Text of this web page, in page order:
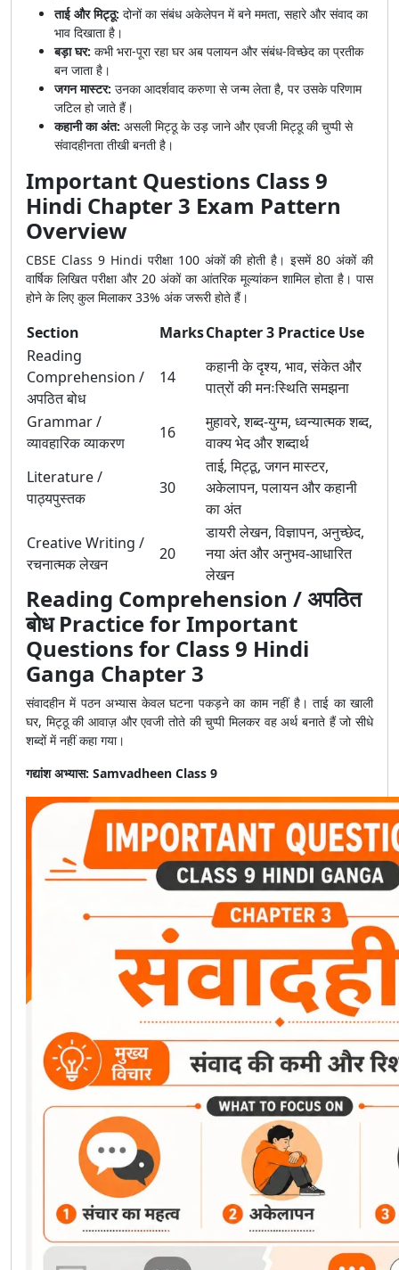
ताई और मिट्ठू: दोनों का संबंध अकेलेपन में बने ममता, सहारे और संवाद का
भाव दिखाता है।
बड़ा घर: कभी भरा-पूरा रहा घर अब पलायन और संबंध-विच्छेद का प्रतीक
बन जाता है।
जगन मास्टर: उनका आदर्शवाद करुणा से जन्म लेता है, पर उसके परिणाम
जटिल हो जाते हैं।
कहानी का अंत: असली मिट्ठू के उड़ जाने और एवजी मिट्ठू की चुप्पी से
संवादहीनता तीखी बनती है।
Important Questions Class 9
Hindi Chapter 3 Exam Pattern
Overview
CBSE Class 9 Hindi परीक्षा 100 अंकों की होती है। इसमें 80 अंकों की
वार्षिक लिखित परीक्षा और 20 अंकों का आंतरिक मूल्यांकन शामिल होता है। पास
होने के लिए कुल मिलाकर 33% अंक जरूरी होते हैं।
Section MarksChapter 3 Practice Use
Reading
Comprehension /
अपठित बोध
14
कहानी के दृश्य, भाव, संकेत और
पात्रों की मनःस्थिति समझना
Grammar /
व्यावहारिक व्याकरण
16
मुहावरे, शब्द-युग्म, ध्वन्यात्मक शब्द,
वाक्य भेद और शब्दार्थ
Literature /
पाठ्यपुस्तक
30
ताई, मिट्ठू, जगन मास्टर,
अकेलापन, पलायन और कहानी
का अंत
Creative Writing /
रचनात्मक लेखन
20
डायरी लेखन, विज्ञापन, अनुच्छेद,
नया अंत और अनुभव-आधारित
लेखन
Reading Comprehension / अपठित
बोध Practice for Important
Questions for Class 9 Hindi
Ganga Chapter 3
संवादहीन में पठन अभ्यास केवल घटना पकड़ने का काम नहीं है। ताई का खाली
घर, मिट्ठू की आवाज़ और एवजी तोते की चुप्पी मिलकर वह अर्थ बनाते हैं जो सीधे
शब्दों में नहीं कहा गया।
गद्यांश अभ्यास: Samvadheen Class 9